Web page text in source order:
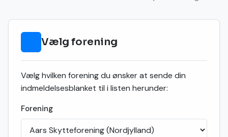
Vælg forening
Vælg hvilken forening du ønsker at sende din
indmeldelsesblanket til i listen herunder:
Forening